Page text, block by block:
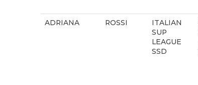
ADRIANA ROSSI
ITALIAN
SUP
LEAGUE
SSD